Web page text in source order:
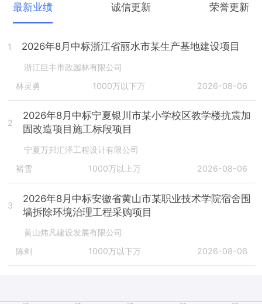
最新业绩 诚信更新 荣誉更新
1 2026年8月中标浙江省丽水市某生产基地建设项目
浙江巨丰市政园林有限公司
林灵勇
1000万以下万 2026-08-06
2
2026年8月中标宁夏银川市某小学校区教学楼抗震加
固改造项目施工标段项目
宁夏万邦汇泽工程设计有限公司
褚雪
1000万以上万 2026-08-06
3
2026年8月中标安徽省黄山市某职业技术学院宿舍围
墙拆除环境治理工程采购项目
黄山炜凡建设发展有限公司
陈剑
1000万以下万 2026-08-06